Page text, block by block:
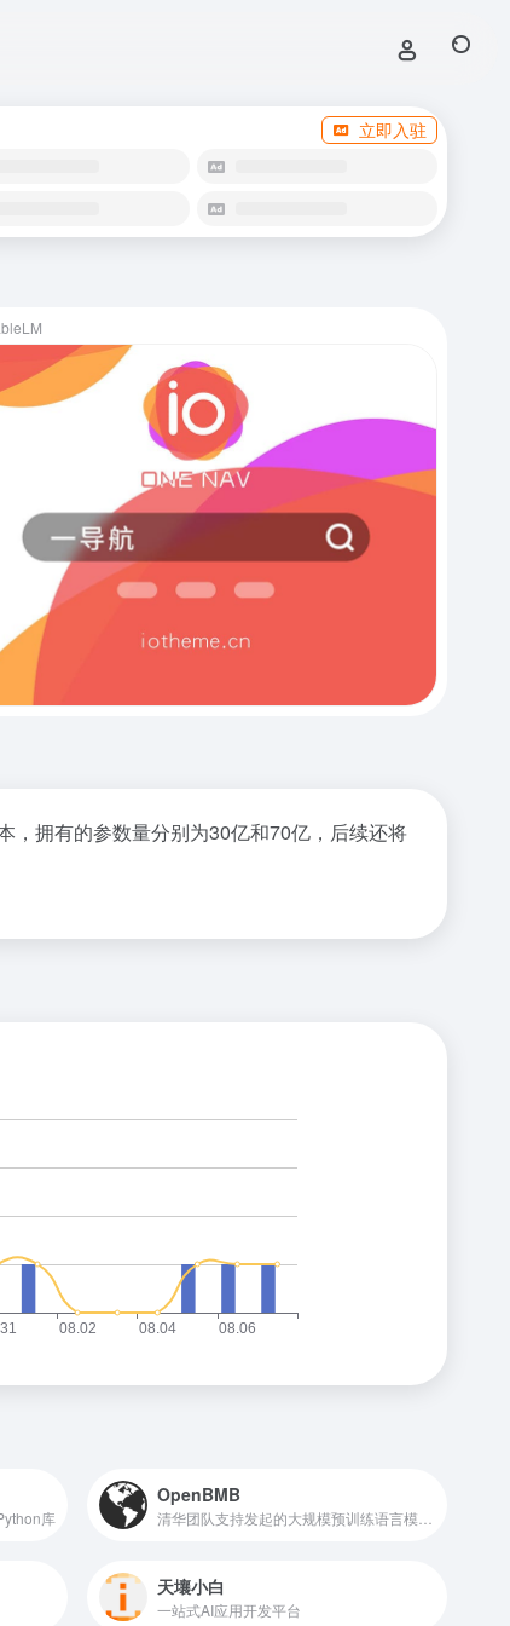
立即入驻
，拥有的参数量分别为30亿和70亿，后续还将
库
OpenBMB
天壤小白
一站式AI应用开发平台